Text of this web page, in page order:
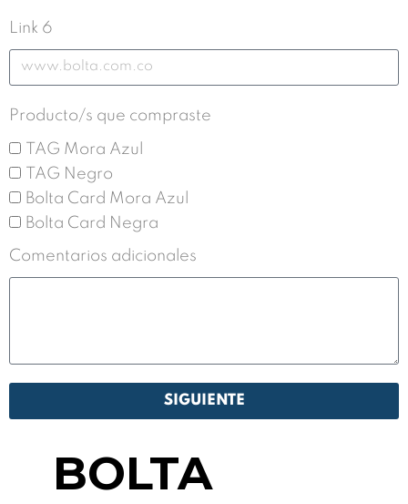
Link 6
Producto/s que compraste
TAG Mora Azul
TAG Negro
Bolta Card Mora Azul
Bolta Card Negra
Comentarios adicionales
SIGUIENTE
BOLTA